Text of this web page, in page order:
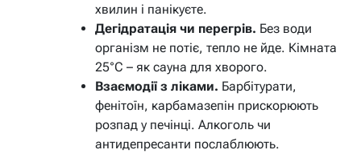
хвилин і панікуєте.
Дегідратація чи перегрів. Без води
організм не потіє, тепло не йде. Кімната
25°C – як сауна для хворого.
Взаємодії з ліками. Барбітурати,
фенітоїн, карбамазепін прискорюють
розпад у печінці. Алкоголь чи
антидепресанти послаблюють.